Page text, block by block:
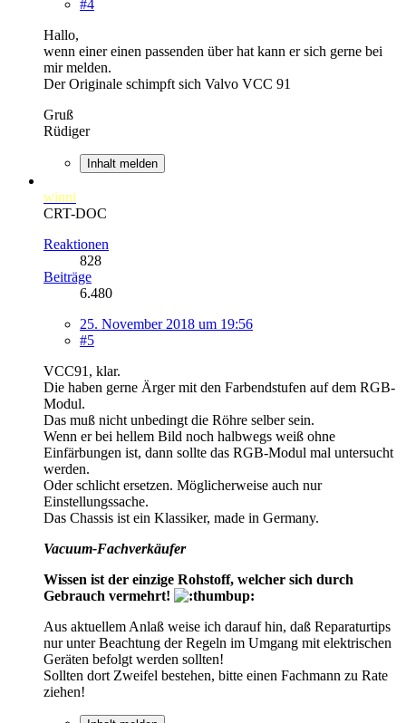
#4
Hallo,
wenn einer einen passenden über hat kann er sich gerne bei
mir melden.
Der Originale schimpft sich Valvo VCC 91
Gruß
Rüdiger
Inhalt melden
winni
CRT-DOC
Reaktionen
828
Beiträge
6.480
25. November 2018 um 19:56
#5
VCC91, klar.
Die haben gerne Ärger mit den Farbendstufen auf dem RGB-
Modul.
Das muß nicht unbedingt die Röhre selber sein.
Wenn er bei hellem Bild noch halbwegs weiß ohne
Einfärbungen ist, dann sollte das RGB-Modul mal untersucht
werden.
Oder schlicht ersetzen. Möglicherweise auch nur
Einstellungssache.
Das Chassis ist ein Klassiker, made in Germany.
Vacuum-Fachverkäufer
Wissen ist der einzige Rohstoff, welcher sich durch
Gebrauch vermehrt!
Aus aktuellem Anlaß weise ich darauf hin, daß Reparaturtips
nur unter Beachtung der Regeln im Umgang mit elektrischen
Geräten befolgt werden sollten!
Sollten dort Zweifel bestehen, bitte einen Fachmann zu Rate
ziehen!